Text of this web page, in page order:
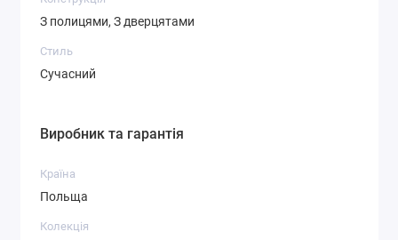
З полицями, З дверцятами
Стиль
Сучасний
Виробник та гарантія
Країна
Польща
Колекція